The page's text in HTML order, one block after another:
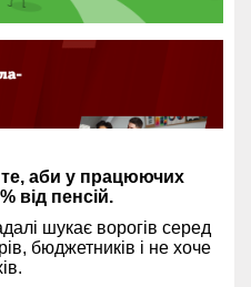
аби у працюючих
від пенсій.
шукає ворогів серед
бюджетників і не хоче